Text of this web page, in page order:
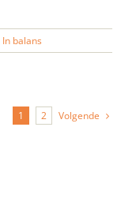
In balans
1 2 Volgende